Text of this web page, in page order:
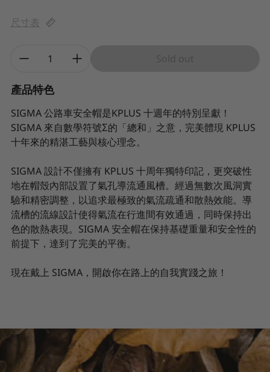
尺寸表
Quantity:
產品特色
SIGMA 公路車安全帽是KPLUS 十週年的特別呈獻！
SIGMA 來自數學符號Σ的「總和」之意，完美體現 KPLUS
十年來的精湛工藝與核心理念。
SIGMA 設計不僅擁有 KPLUS 十周年獨特印記，更突破性
地在帽殼內部設置了氣孔導流通風槽。經過無數次風洞實
驗和精密調整，以追求最極致的氣流疏通和散熱效能。導
流槽的流線設計使得氣流在行進間有效通過，同時保持出
色的散熱表現。SIGMA 安全帽在保持基礎重量和安全性的
前提下，達到了完美的平衡。
現在戴上 SIGMA，開啟你在路上的自我實踐之旅！